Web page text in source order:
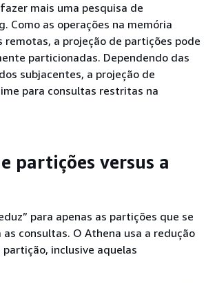
mais uma pesquisa de
Como as operações na memória
a projeção de partições pode
particionadas. Dependendo das
subjacentes, a projeção de
para consultas restritas na
partições versus a
para apenas as partições que se
consultas. O Athena usa a redução
inclusive aquelas